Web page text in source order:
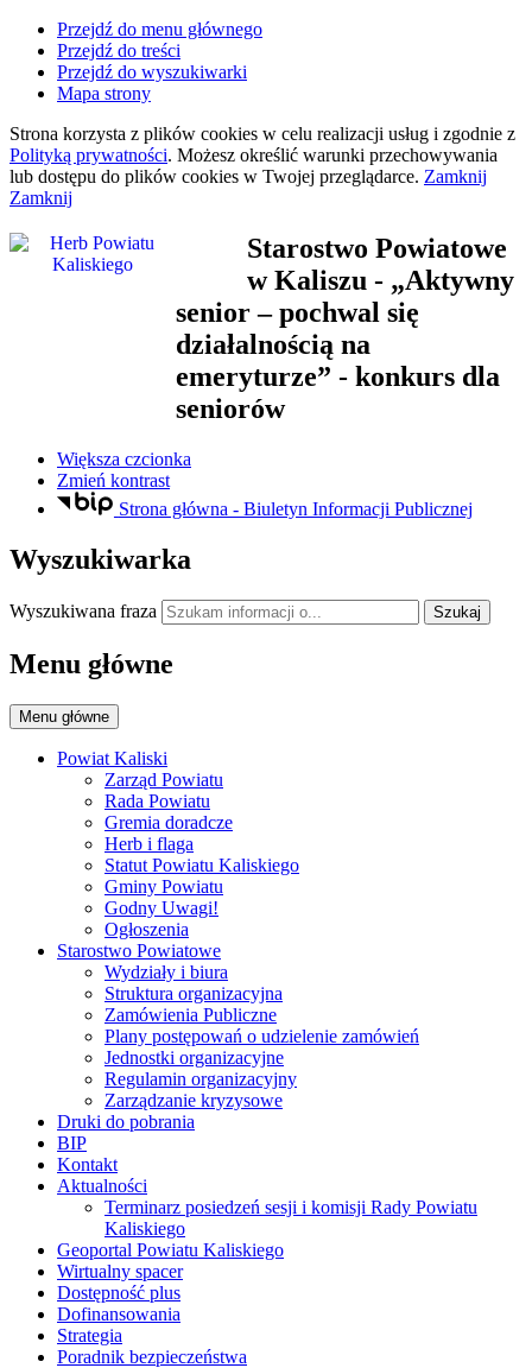
Przejdź do menu głównego
Przejdź do treści
Przejdź do wyszukiwarki
Mapa strony
Strona korzysta z plików cookies w celu realizacji usług i zgodnie z
Polityką prywatności. Możesz określić warunki przechowywania
lub dostępu do plików cookies w Twojej przeglądarce. Zamknij
Zamknij
Starostwo Powiatowe
w Kaliszu - „Aktywny
senior – pochwal się
działalnością na
emeryturze” - konkurs dla
seniorów
Większa czcionka
Zmień kontrast
Strona główna - Biuletyn Informacji Publicznej
Wyszukiwarka
Wyszukiwana fraza Szukaj
Menu główne
Menu główne
Powiat Kaliski
Zarząd Powiatu
Rada Powiatu
Gremia doradcze
Herb i flaga
Statut Powiatu Kaliskiego
Gminy Powiatu
Godny Uwagi!
Ogłoszenia
Starostwo Powiatowe
Wydziały i biura
Struktura organizacyjna
Zamówienia Publiczne
Plany postępowań o udzielenie zamówień
Jednostki organizacyjne
Regulamin organizacyjny
Zarządzanie kryzysowe
Druki do pobrania
BIP
Kontakt
Aktualności
Terminarz posiedzeń sesji i komisji Rady Powiatu
Kaliskiego
Geoportal Powiatu Kaliskiego
Wirtualny spacer
Dostępność plus
Dofinansowania
Strategia
Poradnik bezpieczeństwa